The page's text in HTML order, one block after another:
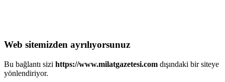
Web sitemizden ayrılıyorsunuz
Bu bağlantı sizi https://www.milatgazetesi.com dışındaki bir siteye
yönlendiriyor.